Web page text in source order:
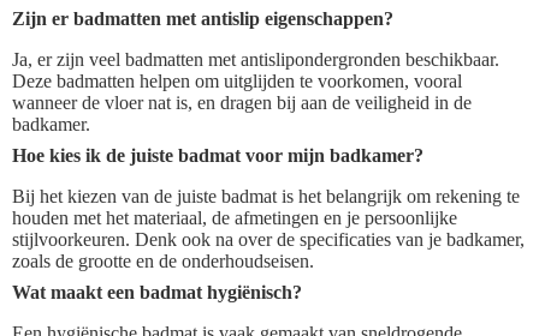
Zijn er badmatten met antislip eigenschappen?
Ja, er zijn veel badmatten met antislipondergronden beschikbaar.
Deze badmatten helpen om uitglijden te voorkomen, vooral
wanneer de vloer nat is, en dragen bij aan de veiligheid in de
badkamer.
Hoe kies ik de juiste badmat voor mijn badkamer?
Bij het kiezen van de juiste badmat is het belangrijk om rekening te
houden met het materiaal, de afmetingen en je persoonlijke
stijlvoorkeuren. Denk ook na over de specificaties van je badkamer,
zoals de grootte en de onderhoudseisen.
Wat maakt een badmat hygiënisch?